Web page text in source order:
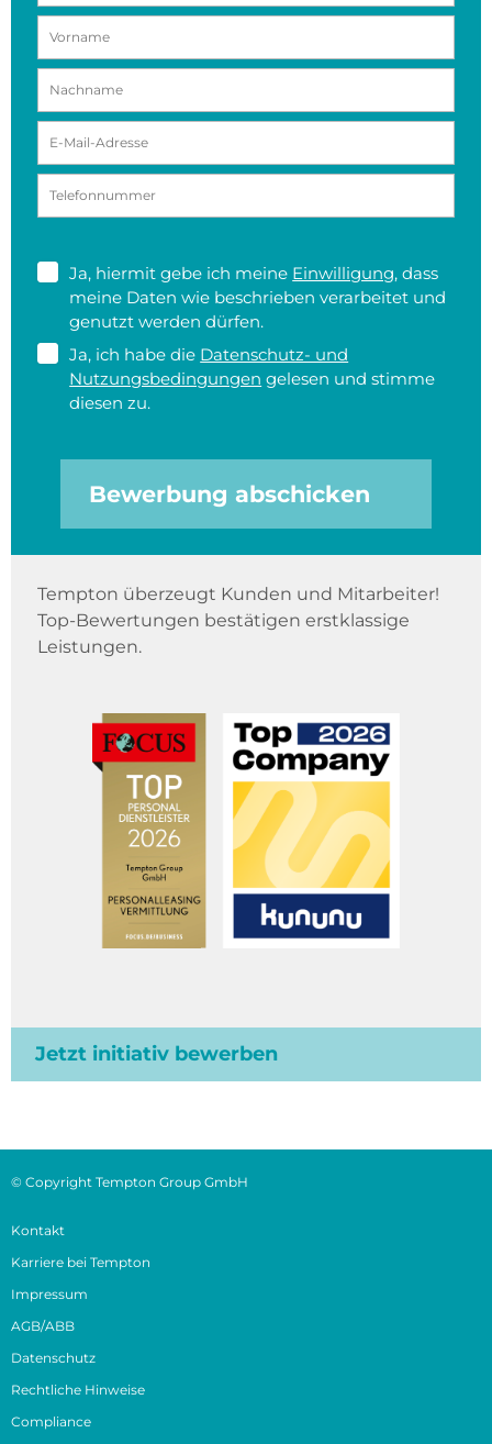
Ja, hiermit gebe ich meine Einwilligung, dass
meine Daten wie beschrieben verarbeitet und
genutzt werden dürfen.
Ja, ich habe die Datenschutz- und
Nutzungsbedingungen gelesen und stimme
diesen zu.
Bewerbung abschicken
Tempton überzeugt Kunden und Mitarbeiter!
Top-Bewertungen bestätigen erstklassige
Leistungen.
Jetzt initiativ bewerben
© Copyright Tempton Group GmbH
Kontakt
Karriere bei Tempton
Impressum
AGB/ABB
Datenschutz
Rechtliche Hinweise
Compliance